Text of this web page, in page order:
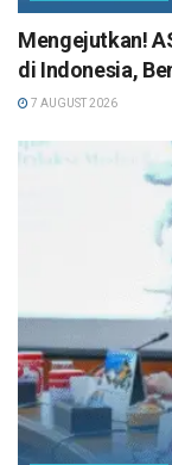
Mengejutkan!
di Indonesia,
7 AUGUST 2026